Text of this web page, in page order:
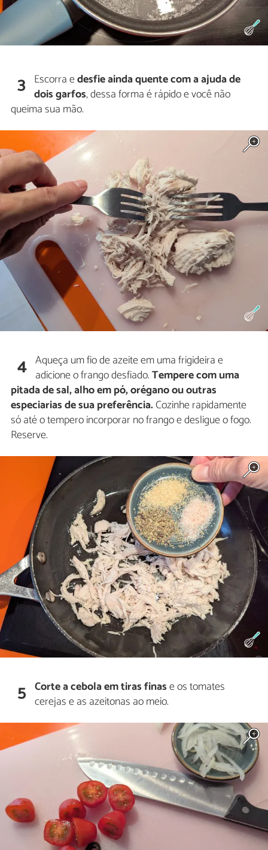
3 Escorra edesfie ainda quente com a ajuda de
dois garfos, dessa forma é rápido e você não
queima sua mão.
4 Aqueça um fio de azeite em uma frigideira e
adicione o frango desfiado.Tempere com uma
pitada de sal, alho em pó, orégano ou outras
especiarias de sua preferência.Cozinhe rapidamente
só até o tempero incorporar no frango e desligue o fogo.
Reserve.
5 Corte a cebola em tiras finase os tomates
cerejas e as azeitonas ao meio.